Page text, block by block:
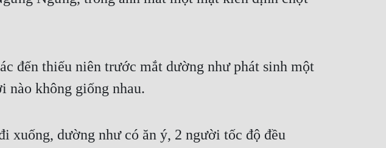
đến thiếu niên trước mắt dường như phát sinh một
nào không giống nhau.
xuống, dường như có ăn ý, 2 người tốc độ đều